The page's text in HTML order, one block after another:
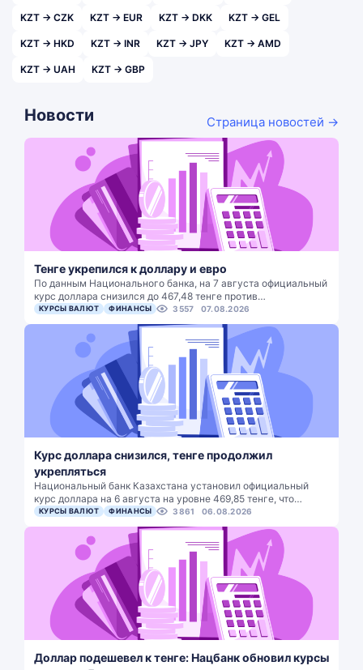
KZT → CZK KZT → EUR KZT → DKK KZT → GEL
KZT → HKD KZT → INR KZT → JPY KZT → AMD
KZT → UAH KZT → GBP
Новости Страница новостей →
Тенге укрепился к доллару и евро
По данным Национального банка, на 7 августа официальный
курс доллара снизился до 467,48 тенге против…
КУРСЫ ВАЛЮТ ФИНАНСЫ 3557 07.08.2026
Курс доллара снизился, тенге продолжил
укрепляться
Национальный банк Казахстана установил официальный
курс доллара на 6 августа на уровне 469,85 тенге, что…
КУРСЫ ВАЛЮТ ФИНАНСЫ 3861 06.08.2026
Доллар подешевел к тенге: Нацбанк обновил курсы